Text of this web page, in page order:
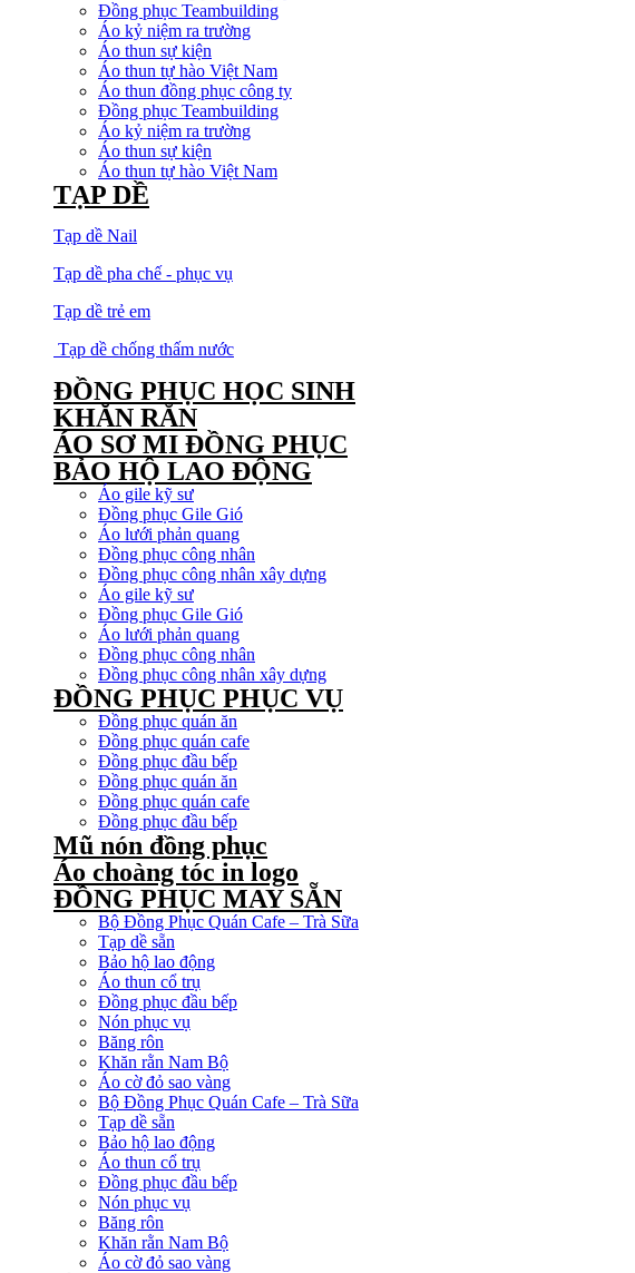
Đồng phục Teambuilding
Áo kỷ niệm ra trường
Áo thun sự kiện
Áo thun tự hào Việt Nam
Áo thun đồng phục công ty
Đồng phục Teambuilding
Áo kỷ niệm ra trường
Áo thun sự kiện
Áo thun tự hào Việt Nam
TẠP DỀ
Tạp dề Nail
Tạp dề pha chế - phục vụ
Tạp dề trẻ em
Tạp dề chống thấm nước
ĐỒNG PHỤC HỌC SINH
KHĂN RẰN
ÁO SƠ MI ĐỒNG PHỤC
BẢO HỘ LAO ĐỘNG
Áo gile kỹ sư
Đồng phục Gile Gió
Áo lưới phản quang
Đồng phục công nhân
Đồng phục công nhân xây dựng
Áo gile kỹ sư
Đồng phục Gile Gió
Áo lưới phản quang
Đồng phục công nhân
Đồng phục công nhân xây dựng
ĐỒNG PHỤC PHỤC VỤ
Đồng phục quán ăn
Đồng phục quán cafe
Đồng phục đầu bếp
Đồng phục quán ăn
Đồng phục quán cafe
Đồng phục đầu bếp
Mũ nón đồng phục
Áo choàng tóc in logo
ĐỒNG PHỤC MAY SẴN
Bộ Đồng Phục Quán Cafe – Trà Sữa
Tạp dề sẵn
Bảo hộ lao động
Áo thun cổ trụ
Đồng phục đầu bếp
Nón phục vụ
Băng rôn
Khăn rằn Nam Bộ
Áo cờ đỏ sao vàng
Bộ Đồng Phục Quán Cafe – Trà Sữa
Tạp dề sẵn
Bảo hộ lao động
Áo thun cổ trụ
Đồng phục đầu bếp
Nón phục vụ
Băng rôn
Khăn rằn Nam Bộ
Áo cờ đỏ sao vàng